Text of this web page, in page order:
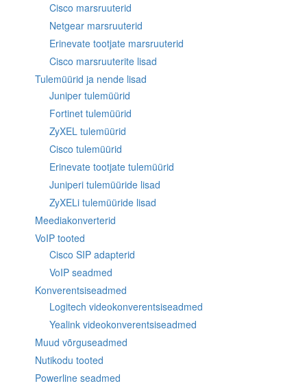
Cisco marsruuterid
Netgear marsruuterid
Erinevate tootjate marsruuterid
Cisco marsruuterite lisad
Tulemüürid ja nende lisad
Juniper tulemüürid
Fortinet tulemüürid
ZyXEL tulemüürid
Cisco tulemüürid
Erinevate tootjate tulemüürid
Juniperi tulemüüride lisad
ZyXELi tulemüüride lisad
Meediakonverterid
VoIP tooted
Cisco SIP adapterid
VoIP seadmed
Konverentsiseadmed
Logitech videokonverentsiseadmed
Yealink videokonverentsiseadmed
Muud võrguseadmed
Nutikodu tooted
Powerline seadmed